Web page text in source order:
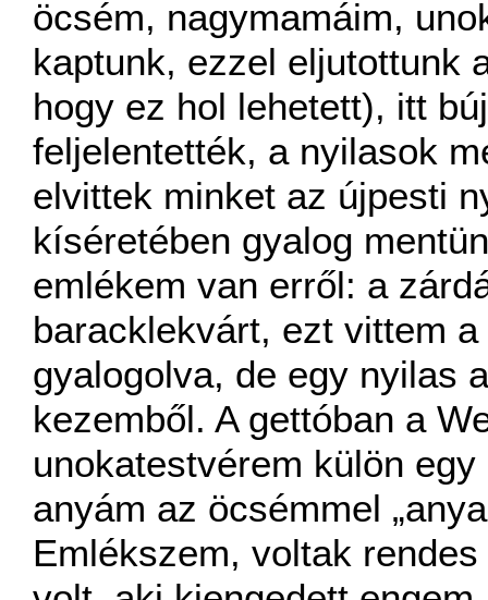
öcsém, nagymamáim,
kaptunk, ezzel eljutottunk
hogy ez hol lehetett), itt
feljelentették, a nyilasok
elvittek minket az újpesti
kíséretében gyalog
emlékem van erről: a
baracklekvárt, ezt vittem
gyalogolva, de egy nyilas
kezemből. A gettóban a
unokatestvérem külön egy
anyám az öcsémmel
Emlékszem, voltak